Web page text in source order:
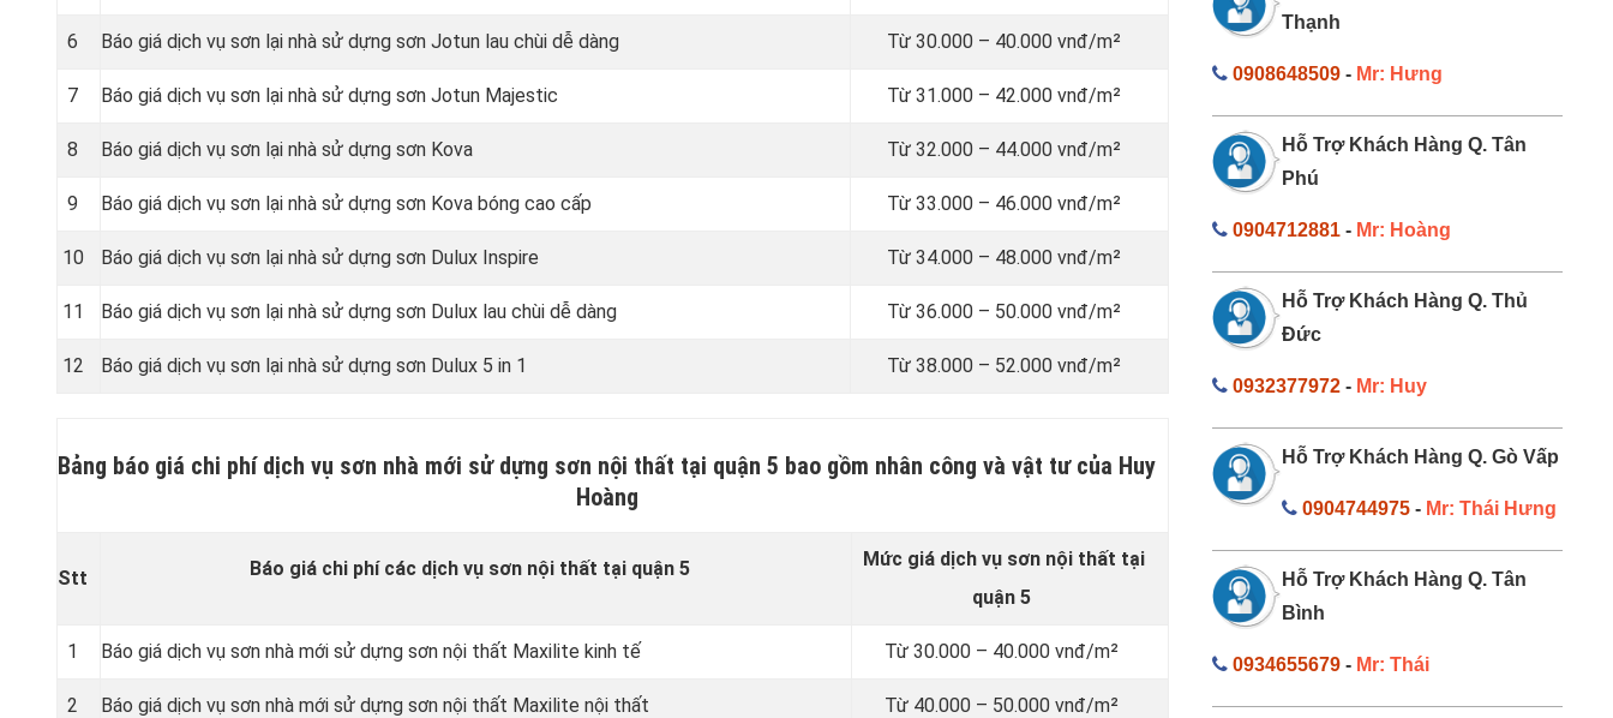
6 Báo giá dịch vụ sơn lại nhà sử dựng sơn Jotun lau chùi dễ dàng Từ 30.000 – 40.000 vnđ/m²
7 Báo giá dịch vụ sơn lại nhà sử dựng sơn Jotun Majestic Từ 31.000 – 42.000 vnđ/m²
8 Báo giá dịch vụ sơn lại nhà sử dựng sơn Kova Từ 32.000 – 44.000 vnđ/m²
9 Báo giá dịch vụ sơn lại nhà sử dựng sơn Kova bóng cao cấp Từ 33.000 – 46.000 vnđ/m²
10 Báo giá dịch vụ sơn lại nhà sử dựng sơn Dulux Inspire Từ 34.000 – 48.000 vnđ/m²
11 Báo giá dịch vụ sơn lại nhà sử dựng sơn Dulux lau chùi dễ dàng Từ 36.000 – 50.000 vnđ/m²
12 Báo giá dịch vụ sơn lại nhà sử dựng sơn Dulux 5 in 1 Từ 38.000 – 52.000 vnđ/m²
Bảng báo giá chi phí dịch vụ sơn nhà mới sử dựng sơn nội thất tại quận 5 bao gồm nhân công và vật tư của Huy
Hoàng
Stt Báo giá chi phí các dịch vụ sơn nội thất tại quận 5 Mức giá dịch vụ sơn nội thất tại
quận 5
1 Báo giá dịch vụ sơn nhà mới sử dựng sơn nội thất Maxilite kinh tế Từ 30.000 – 40.000 vnđ/m²
2 Báo giá dịch vụ sơn nhà mới sử dựng sơn nội thất Maxilite nội thất Từ 40.000 – 50.000 vnđ/m²
Thạnh
0908648509- Mr: Hưng
Hỗ Trợ Khách Hàng Q. Tân
Phú
0904712881- Mr: Hoàng
Hỗ Trợ Khách Hàng Q. Thủ
Đức
0932377972- Mr: Huy
Hỗ Trợ Khách Hàng Q. Gò Vấp
0904744975 - Mr: Thái Hưng
Hỗ Trợ Khách Hàng Q. Tân
Bình
0934655679- Mr: Thái